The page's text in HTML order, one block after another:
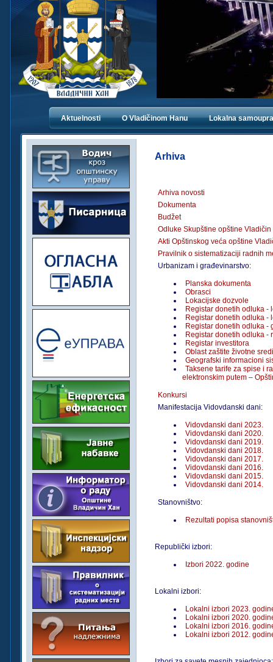
Aktuelnosti O Vladičinom Hanu Lokalna
Arhiva
Arhiva novosti
Dokumenta
Budžet
Odluke Skupštine opštine Vladičin
Akti Opštinskog veća opštine
Pravilnik o sistematizaciji radnih
Urbanizam i građevinarstvo:
Planska dokumenta
Obrasci
Lokacijske dozvole
Registar donetih odluka -
Registar donetih odluka -
Registar donetih odluka -
Registar donetih odluka -
Registar investitora
Oblast zaštite životne
Geografski informacioni
Taksene tarife za spise i
elektronskim putem –
Konkursi
Manifestacija Vidovdanski dani:
Vidovdanski dani 2023.
Vidovdanski dani 2020.
Vidovdanski dani 2019.
Vidovdanski dani 2018.
Vidovdanski dani 2017.
Vidovdanski dani 2016.
Vidovdanski dani 2015.
Vidovdanski dani 2014.
Stanovništvo:
Rezultati popisa
Republički izbori:
Izbori 2022. godine
Lokalni izbori:
Lokalni izbori 2023.
Lokalni izbori 2020.
Lokalni izbori 2016.
Lokalni izbori 2012.